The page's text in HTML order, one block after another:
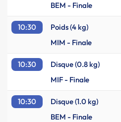
BEM - Finale
10:30 Poids (4 kg)
MIM - Finale
10:30 Disque (0.8 kg)
MIF - Finale
10:30 Disque (1.0 kg)
BEM - Finale